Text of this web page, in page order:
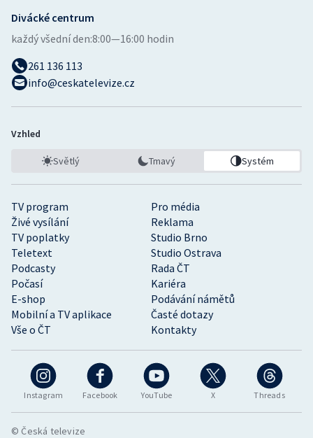
Instagram Facebook YouTube X Threads
TV program
Pro média
Živé vysílání
Reklama
TV poplatky
Studio Brno
Teletext
Studio Ostrava
Podcasty
Rada ČT
Počasí
Kariéra
E-shop
Podávání námětů
Mobilní a TV aplikace
Časté dotazy
Vše o ČT
Kontakty
Divácké centrum
každý všední den:8:00—16:00 hodin
261 136 113
info@ceskatelevize.cz
Vzhled
Světlý Tmavý Systém
© Česká televize